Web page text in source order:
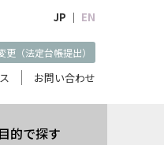
JP ｜ EN
更（法定台帳提出）
お問い合わせ
目的で探す